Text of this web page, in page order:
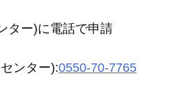
ター)に電話で申請
ンター):0550-70-7765